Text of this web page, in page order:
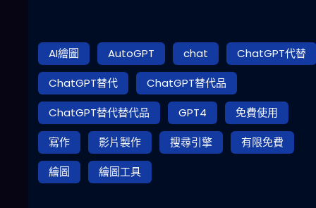
AI繪圖 AutoGPT chat
ChatGPT代替
ChatGPT替代
ChatGPT替代品
ChatGPT替代替代品
GPT4
免費使用
寫作
影片製作 搜尋引擎
有限免費
繪圖
繪圖工具